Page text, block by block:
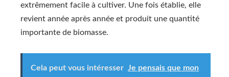
extrêmement facile à cultiver. Une fois établie, elle
revient année après année et produit une quantité
importante de biomasse.
Cela peut vous intéresser Je pensais que mon